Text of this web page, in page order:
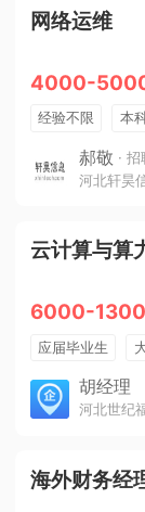
网络运维
4000-
经验不限 本
休假制度
五
郝敬 ·
云计算与算
6000-
应届毕业生
销售奖金
年
胡经理
海外财务经